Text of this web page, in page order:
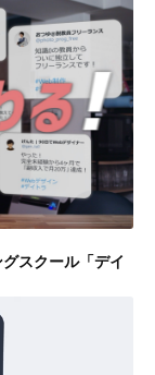
スクール「デイ